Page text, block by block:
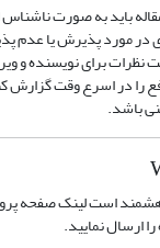
باید به صورت
در مورد پذیرش یا عدم
برای نویسنده و
را در اسرع وقت گزارش
باشد.
است لینک صفحه